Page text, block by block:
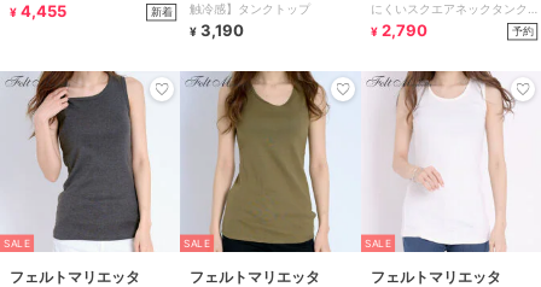
¥ 4,455 新着
触冷感】タンクトップ
¥ 3,190
にくいスクエアネックタンクト
ップ。クロップド丈
¥ 2,790 予約
SALE
フェルトマリエッタ
SALE
フェルトマリエッタ
SALE
フェルトマリエッタ